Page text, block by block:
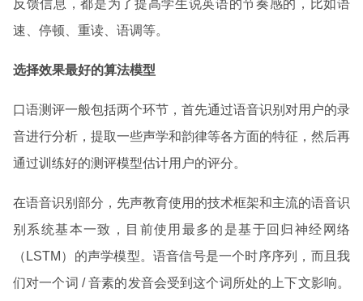
反馈信息，都是为了提高学生说英语的节奏感的，比如语
速、停顿、重读、语调等。
选择效果最好的算法模型
口语测评一般包括两个环节，首先通过语音识别对用户的录
音进行分析，提取一些声学和韵律等各方面的特征，然后再
通过训练好的测评模型估计用户的评分。
在语音识别部分，先声教育使用的技术框架和主流的语音识
别系统基本一致，目前使用最多的是基于回归神经网络
（LSTM）的声学模型。语音信号是一个时序序列，而且我
们对一个词 / 音素的发音会受到这个词所处的上下文影响。